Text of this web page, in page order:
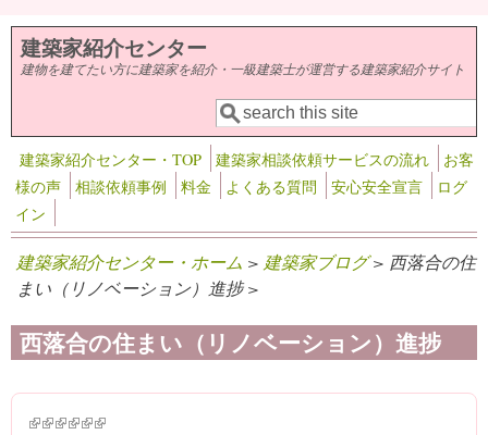
メインコンテンツに移動
建築家紹介センター
建物を建てたい方に建築家を紹介・一級建築士が運営する建築家紹介サイト
検索フォーム
検索
建築家紹介センター・TOP 建築家相談依頼サービスの流れ
お客
様の声
相談依頼事例 料金 よくある質問 安心安全宣言
ログ
イン
建築家紹介センター・ホーム > 建築家ブログ> 西落合の住
まい（リノベーション）進捗 >
西落合の住まい（リノベーション）進捗
(link is external)
(link is external)
(link is external)
(link is external)
(link is external)
(link is external)